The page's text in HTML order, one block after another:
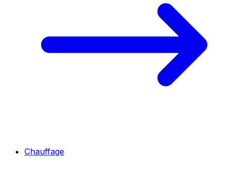
Chauffage